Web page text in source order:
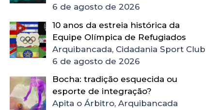
6 de agosto de 2026
10 anos da estreia histórica da
Equipe Olímpica de Refugiados
Arquibancada, Cidadania Sport Club
6 de agosto de 2026
Bocha: tradição esquecida ou
esporte de integração?
Apita o Árbitro, Arquibancada